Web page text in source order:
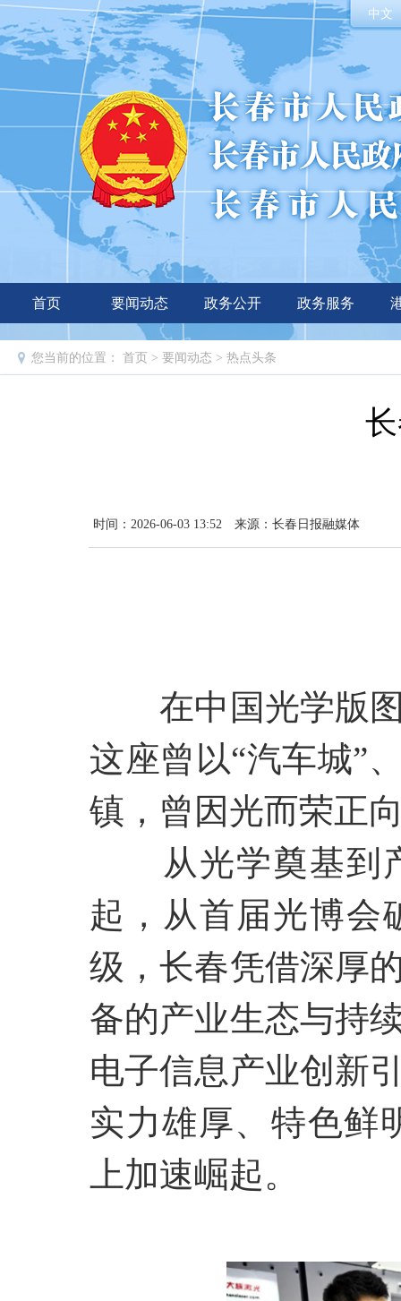
中文
首页 要闻动态 政务公开 政务服务
您当前的位置： 首页 > 要闻动态 > 热点头条
时间：2026-06-03 13:52 来源：长春日报融媒体
在中国光学版
这座曾以“汽车城”
镇，曾因光而荣正
从光学奠基到
起，从首届光博会
级，长春凭借深厚
备的产业生态与持
电子信息产业创新
实力雄厚、特色鲜
上加速崛起。